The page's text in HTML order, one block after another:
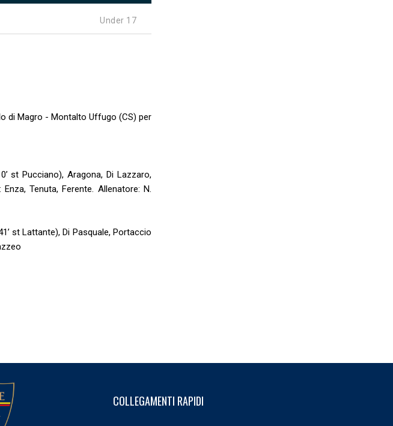
Under 17
di Magro - Montalto Uffugo (CS) per
st Pucciano), Aragona, Di Lazzaro,
Tenuta, Ferente. Allenatore: N.
st Lattante), Di Pasquale, Portaccio
COLLEGAMENTI RAPIDI